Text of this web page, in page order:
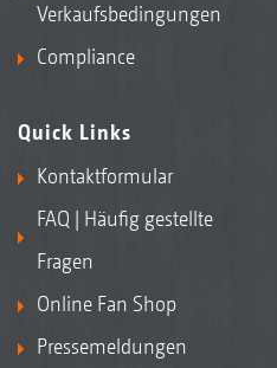
Verkaufsbedingungen
Compliance
Quick Links
Kontaktformular
FAQ | Häufig gestellte
Fragen
Online Fan Shop
Pressemeldungen